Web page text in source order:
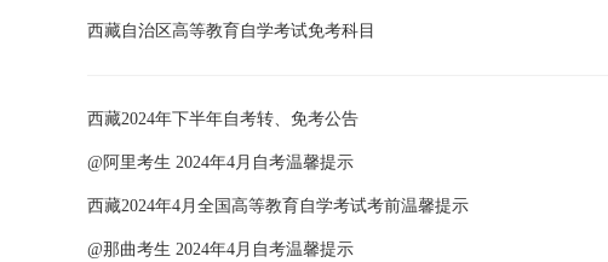
西藏自治区高等教育自学考试免考科目
西藏2024年下半年自考转、免考公告
@阿里考生 2024年4月自考温馨提示
西藏2024年4月全国高等教育自学考试考前温馨提示
@那曲考生 2024年4月自考温馨提示